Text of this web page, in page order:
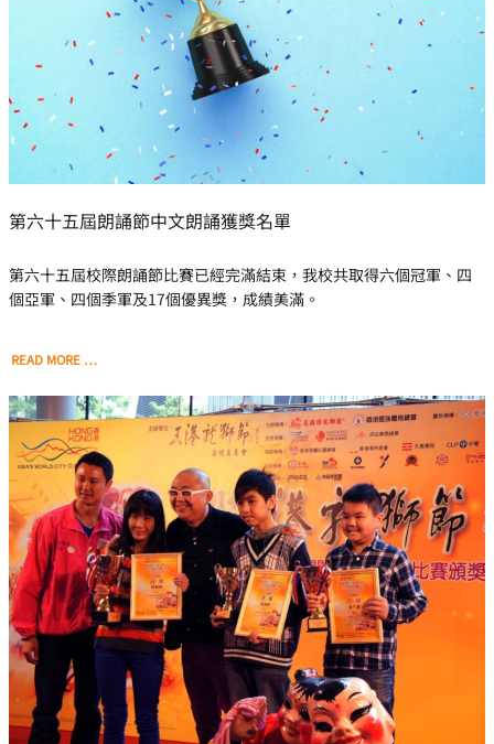
第六十五屆朗誦節中文朗誦獲獎名單
第六十五屆校際朗誦節比賽已經完滿結束，我校共取得六個冠軍、四
個亞軍、四個季軍及17個優異獎，成績美滿。
READ MORE …